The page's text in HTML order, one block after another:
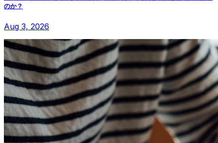
のか？
Aug 3, 2026